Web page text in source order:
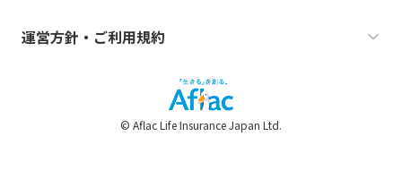
運営方針・ご利用規約
© Aflac Life Insurance Japan Ltd.